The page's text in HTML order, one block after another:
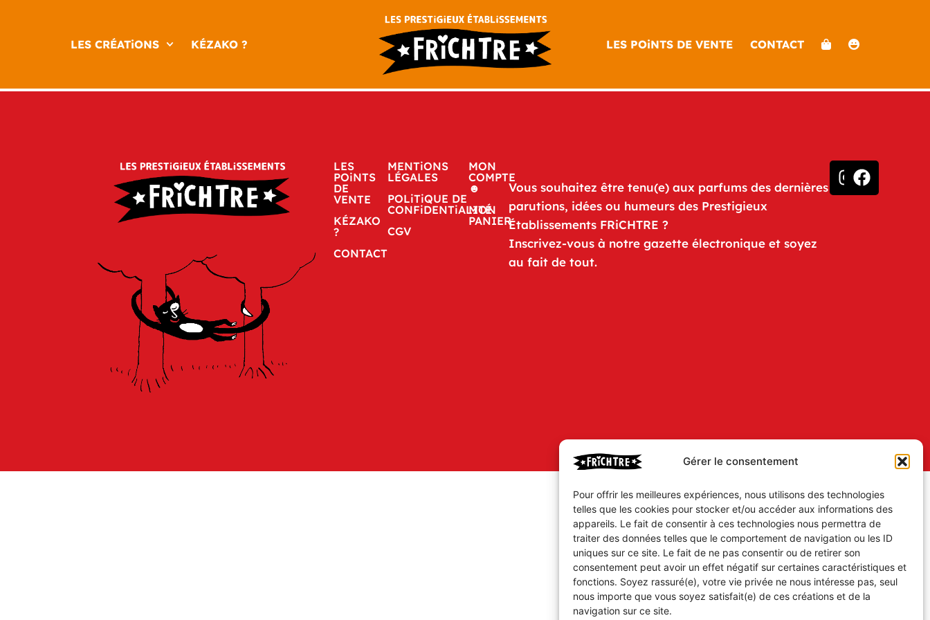
Gérer le consentement
Pour offrir les meilleures expériences, nous utilisons des technologies
telles que les cookies pour stocker et/ou accéder aux informations des
appareils. Le fait de consentir à ces technologies nous permettra de
traiter des données telles que le comportement de navigation ou les ID
uniques sur ce site. Le fait de ne pas consentir ou de retirer son
consentement peut avoir un effet négatif sur certaines caractéristiques et
fonctions. Soyez rassuré(e), votre vie privée ne nous intéresse pas, seul
nous importe que vous soyez satisfait(e) de ces créations et de la
navigation sur ce site.
LES CRÉATiONS KÉZAKO ? LES POiNTS DE VENTE CONTACT
LES
POiNTS
DE
VENTE
KÉZAKO
?
CONTACT
MENTiONS
LÉGALES
POLiTiQUE DE
CONFiDENTiALITÉ
CGV
MON
COMPTE
☻
MON
PANIER
Vous souhaitez être tenu(e) aux parfums des dernières
parutions, idées ou humeurs des Prestigieux
Établissements FRiCHTRE ?
Inscrivez-vous à notre gazette électronique et soyez
au fait de tout.